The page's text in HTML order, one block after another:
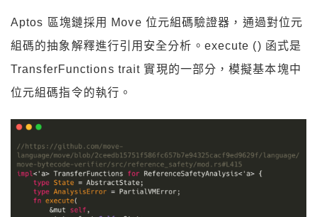
Aptos 區塊鏈採用 Move 位元組碼驗證器，通過對位元
組碼的抽象解釋進行引用安全分析。execute () 函式是
TransferFunctions trait 實現的一部分，模擬基本塊中
位元組碼指令的執行。